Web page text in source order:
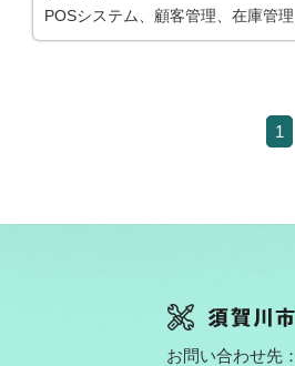
POSシステム、顧客管理、在庫管
1
お問い合わせ先